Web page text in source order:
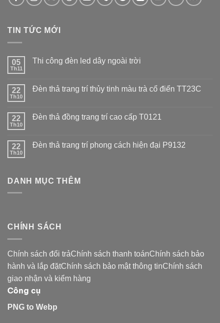
TIN TỨC MỚI
05
Th11
Thi công đèn led dây ngoài trời
22
Th10
Đèn thả trang trí thủy tinh màu trà cổ điển TT23C
22
Th10
Đèn thả đồng trang trí cao cấp T0121
22
Th10
Đèn thả trang trí phong cách hiện đại P9132
DANH MỤC THÊM
CHÍNH SÁCH
Chính sách đổi trảChính sách thanh toánChính sách bảo
hành và lắp đặtChính sách bảo mật thông tinChính sách
giao nhận và kiểm hàng
Công cụ
PNG to Webp